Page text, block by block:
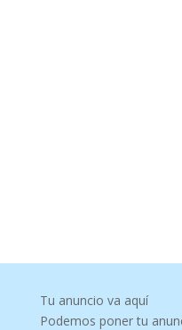
Tu anuncio va aquí
Podemos poner tu